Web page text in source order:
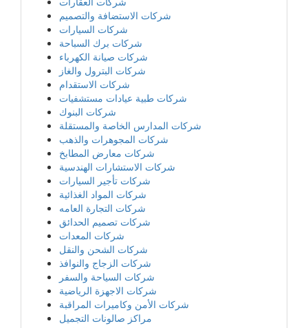
شركات الاستضافة والتصميم
شركات السيارات
شركات برك السباحة
شركات صيانة الكهرباء
شركات البترول والغاز
شركات الاستقدام
شركات طبية عيادات مستشفيات
شركات البنوك
شركات المدارس الخاصة والمستقلة
شركات المجوهرات والذهب
شركات معارض المطابخ
شركات الاستشارات الهندسية
شركات تأجير السيارات
شركات المواد الغذائية
شركات التجارة العامه
شركات تصميم الحدائق
شركات المعدات
شركات الشحن والنقل
شركات الزجاج والنوافذ
شركات السياحة والسفر
شركات الاجهزة الرياضية
شركات الأمن وكاميرات المراقبة
مراكز صالونات التجميل